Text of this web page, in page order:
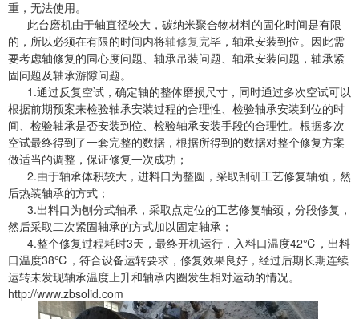
重，无法使用。
此台磨机由于轴直径较大，碳纳米聚合物材料的固化时间是有限
的，所以必须在有限的时间内将轴修复完毕，轴承安装到位。因此需
要考虑轴修复的同心度问题、轴承吊装问题、轴承安装问题，轴承紧
固问题及轴承游隙问题。
1.通过反复空试，确定轴的整体磨损尺寸，同时通过多次空试可以
根据前期预案来检验轴承安装过程的合理性、检验轴承安装到位的时
间、检验轴承是否安装到位、检验轴承安装手段的合理性。根据多次
空试最终得到了一套完整的数据，根据所得到的数据对整个修复方案
做适当的调整，保证修复一次成功；
2.由于轴承体积较大，进料口为整圆，采取刮研工艺修复轴颈，然
后热装轴承的方式；
3.出料口为刨分式轴承，采取点定位的工艺修复轴颈，分段修复，
然后采取二次紧固轴承的方式加以固定轴承；
4.整个修复过程耗时3天，最终开机运行，入料口温度42℃，出料
口温度38℃，符合设备运转要求，修复效果良好，经过后期长期连续
运转未发现轴承温度上升和轴承内圈发生相对运动的情况。
http://www.zbsolid.com